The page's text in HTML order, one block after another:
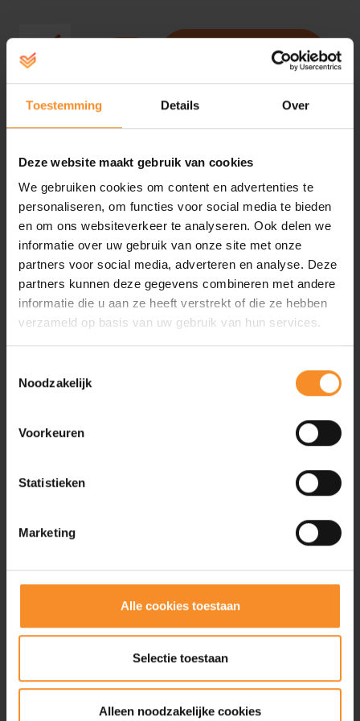
Toestemming Details Over
Deze website maakt gebruik van cookies
We gebruiken cookies om content en advertenties te
personaliseren, om functies voor social media te bieden
en om ons websiteverkeer te analyseren. Ook delen we
informatie over uw gebruik van onze site met onze
partners voor social media, adverteren en analyse. Deze
partners kunnen deze gegevens combineren met andere
informatie die u aan ze heeft verstrekt of die ze hebben
verzameld op basis van uw gebruik van hun services.
Noodzakelijk
Voorkeuren
Statistieken
Marketing
Alle cookies toestaan
Selectie toestaan
Alleen noodzakelijke cookies
TEST EVENT 2
€0,00
Geef hier jouw eigen email adres in ook al ga je iemand
anders inschrijven en druk op de knop bevestig Email
Bevestig Email
Je kan jezelf en/of andere mensen inschrijven en
Organisator:Keep on Running
Inschrijvingen mogelijk tem 06-06-2035.